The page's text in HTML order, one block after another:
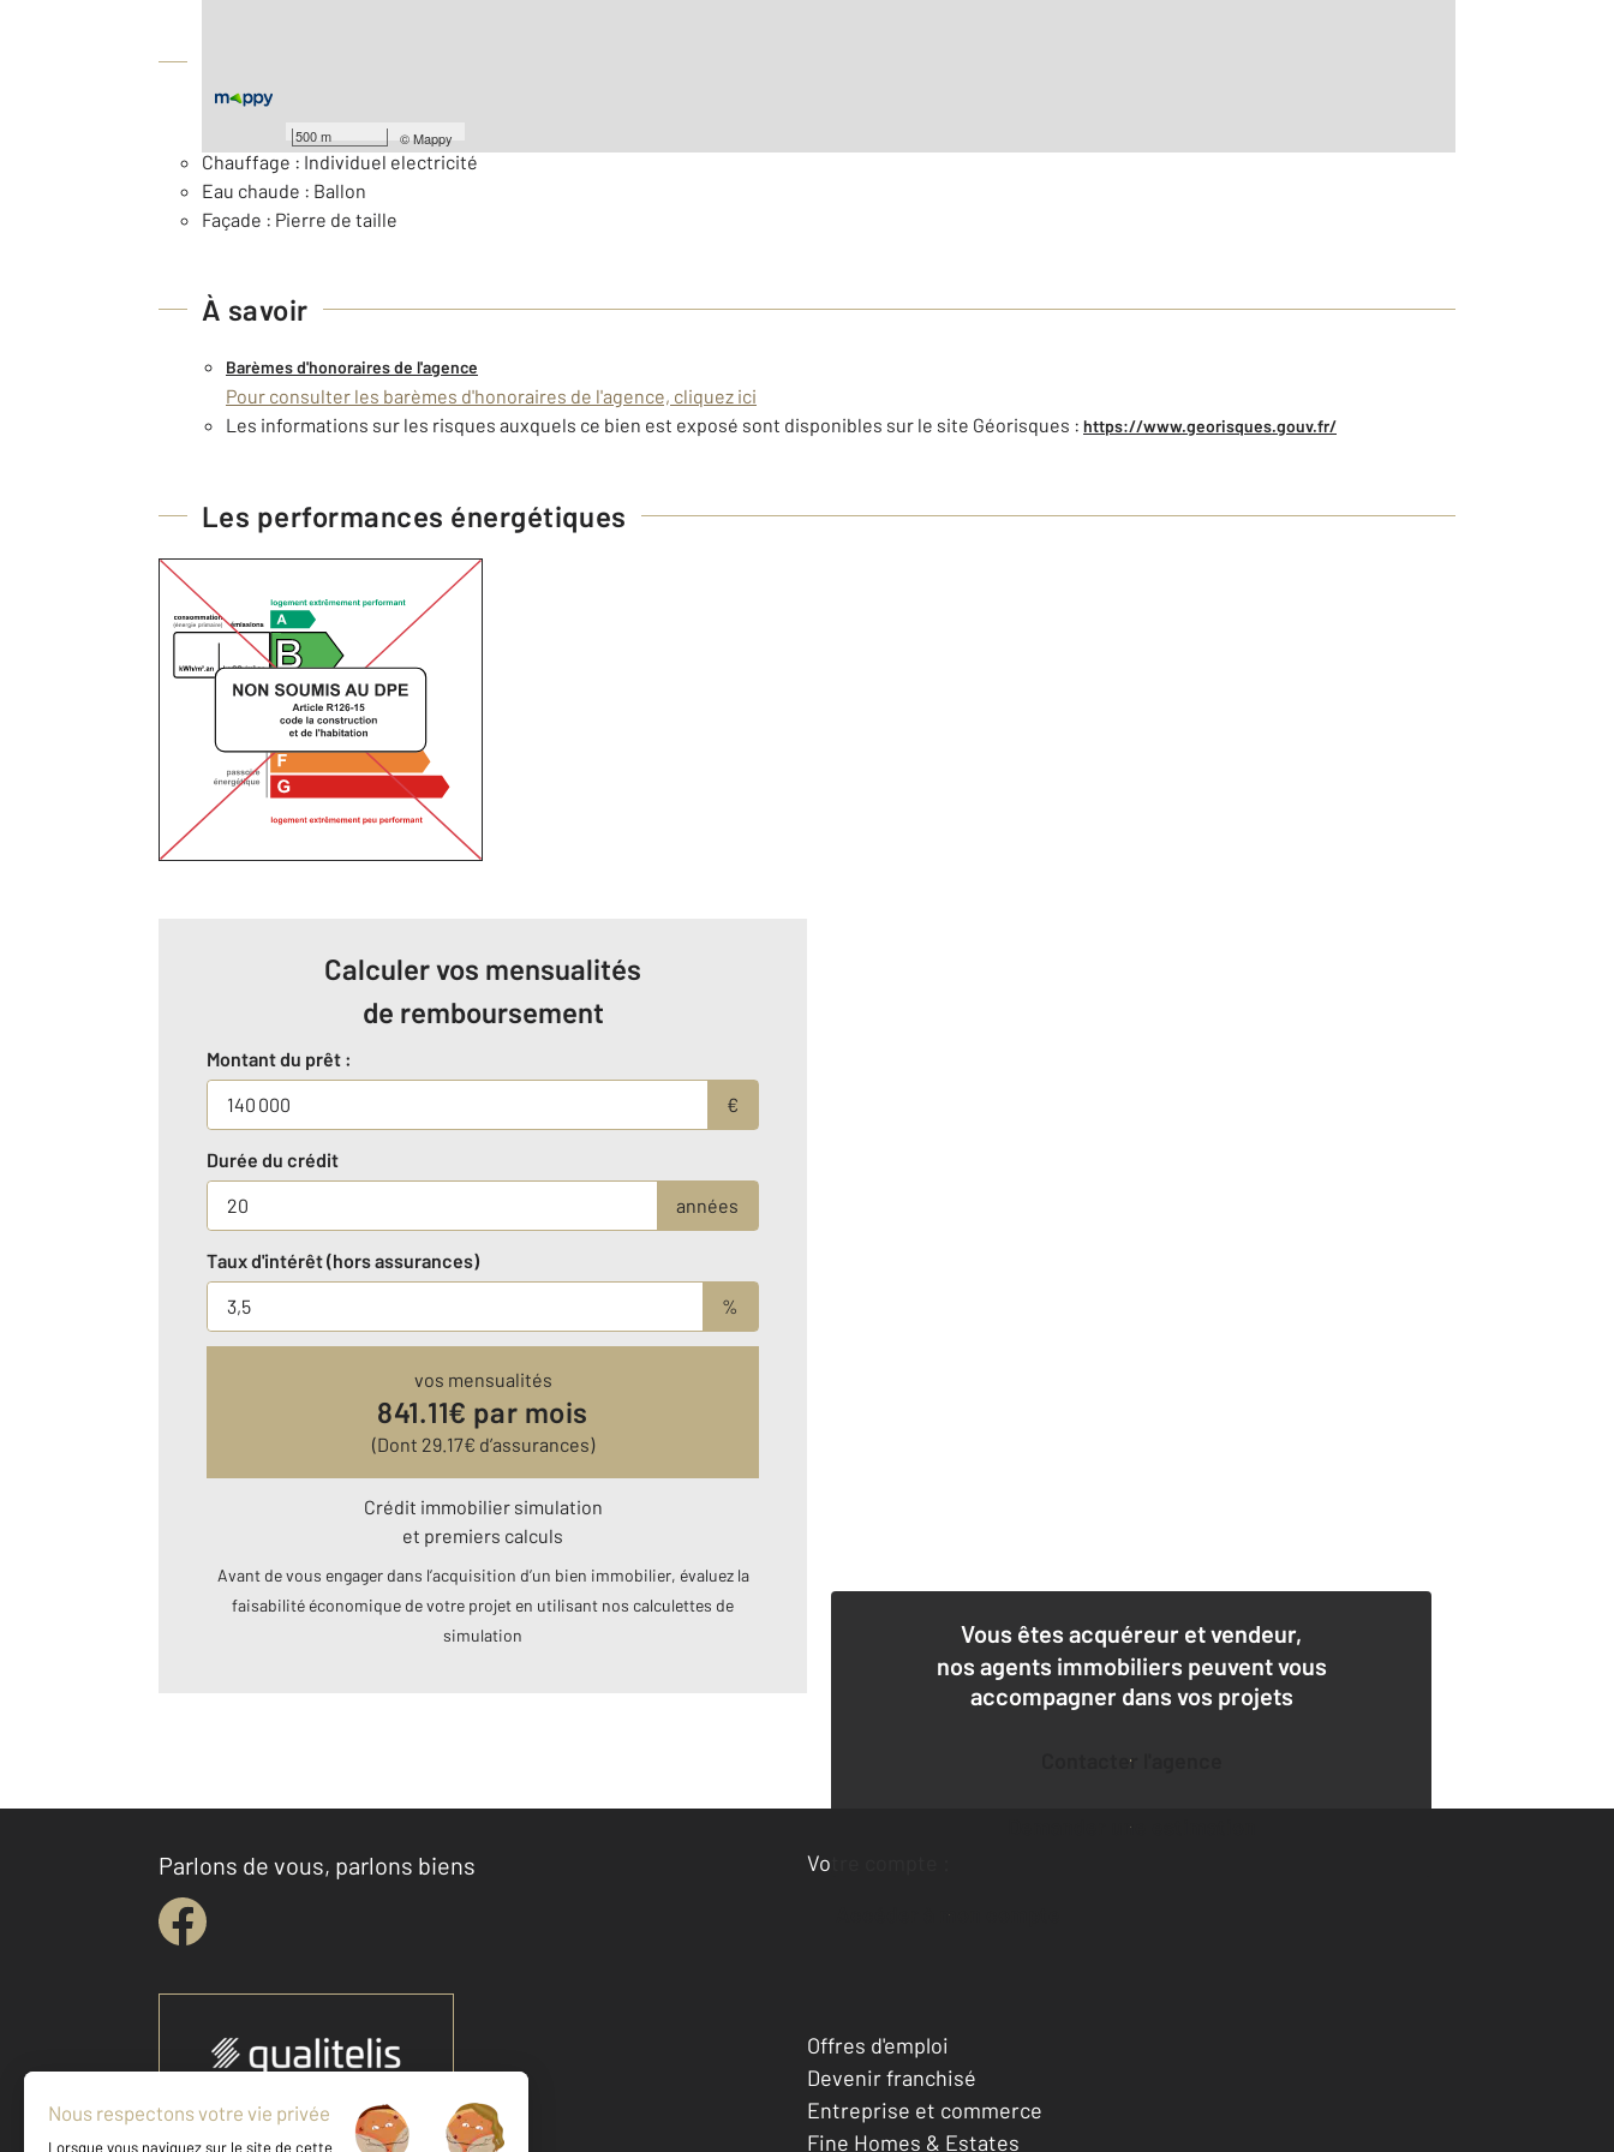
500 m ©Mappy
Chauffage : Individuel electricité
Eau chaude : Ballon
Façade : Pierre de taille
À savoir
Barèmes d'honoraires de l'agence
Pour consulter les barèmes d'honoraires de l'agence, cliquez ici
Les informations sur les risques auxquels ce bien est exposé sont disponibles sur le site Géorisques : https://www.georisques.gouv.fr/
Les performances énergétiques
Calculer vos mensualités
de remboursement
Montant du prêt :
€
Durée du crédit
années
Taux d'intérêt (hors assurances)
%
vos mensualités
841.11€ par mois
(Dont 29.17€ d’assurances)
Crédit immobilier simulation
et premiers calculs
Avant de vous engager dans l’acquisition d’un bien immobilier, évaluez la
faisabilité économique de votre projet en utilisant nos calculettes de
simulation
Vous êtes acquéreur et vendeur,
nos agents immobiliers peuvent vous
accompagner dans vos projets
Contacter l'agence
Demander une estimation
Parlons de vous, parlons biens
Votre compte :
Accéder à mon compte
Votre agence est notée
Offres d'emploi
Devenir franchisé
Entreprise et commerce
Fine Homes & Estates